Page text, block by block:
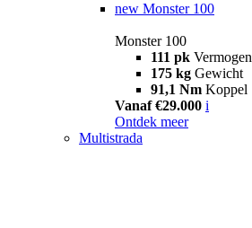
new Monster 100
Monster 100
111 pk Vermogen
175 kg Gewicht
91,1 Nm Koppel
Vanaf €29.000 i
Ontdek meer
Multistrada